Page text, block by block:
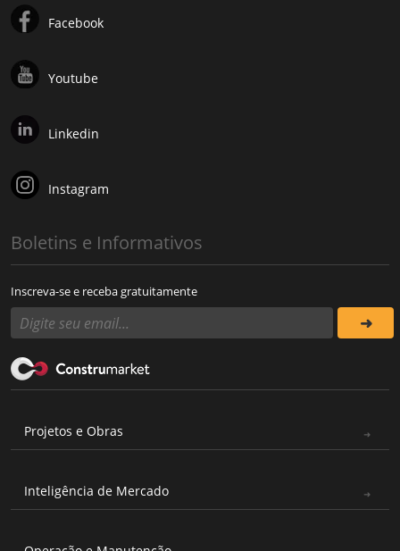
Facebook
Youtube
Linkedin
Instagram
Boletins e Informativos
Inscreva-se e receba gratuitamente
Projetos e Obras
Inteligência de Mercado